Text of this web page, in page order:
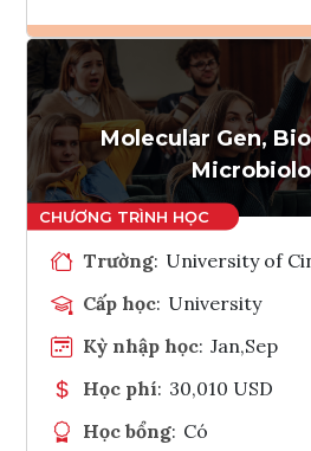
Ghi
Molecular Gen,
Trường: University of
Cấp học: University
Kỳ nhập học: Jan,Sep
Học phí: 30,010 USD
Học bổng: Có